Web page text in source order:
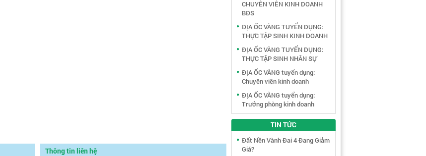
Thông tin liên hệ
CHUYÊN VIÊN KINH DOANH
BĐS
ĐỊA ỐC VÀNG TUYỂN DỤNG:
THỰC TẬP SINH KINH DOANH
ĐỊA ỐC VÀNG TUYỂN DỤNG:
THỰC TẬP SINH NHÂN SỰ
ĐỊA ỐC VÀNG tuyển dụng:
Chuyên viên kinh doanh
ĐỊA ỐC VÀNG tuyển dụng:
Trưởng phòng kinh doanh
TIN TỨC
Đất Nền Vành Đai 4 Đang Giảm
Giá?